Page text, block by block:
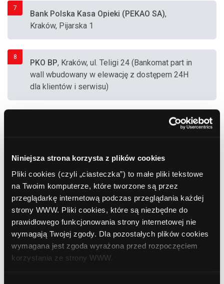
Niniejsza strona korzysta z plików cookies
Pliki cookies (czyli „ciasteczka”) to małe pliki tekstowe
na Twoim komputerze, które tworzone są przez
przeglądarkę internetową podczas przeglądania każdej
strony WWW. Pliki cookies, które są niezbędne do
prawidłowego funkcjonowania strony internetowej nie
wymagają Twojej zgody. Dla pozostałych plików cookies
wymagana jest zgoda wyrażona przed rozpoczęciem
korzystania ze strony WWW.
7
Bank Polska Kasa Opieki (PEKAO SA),
Kraków, Pijarska 1
8
PKO BP, Kraków, ul. Teligi 24 (Bankomat part in
wall wbudowany w elewację z dostępem 24H
dla klientów i serwisu)
Bank Polska Kasa Opieki (PEKAO SA),
Kraków, Wrocławska 24
ING Bank Śląski, Kraków, Zwierzyniecka 29